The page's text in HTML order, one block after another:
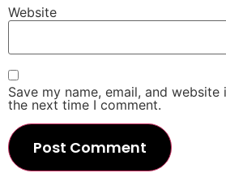
Website
Save my name, email, and
the next time I comment.